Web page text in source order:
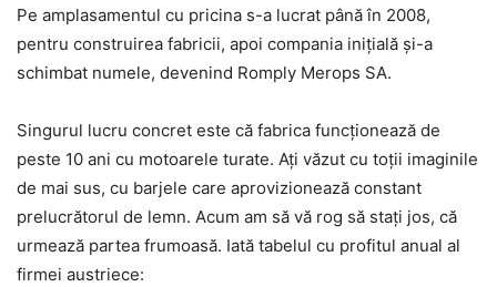
Pe amplasamentul cu pricina s-a lucrat până în 2008,
pentru construirea fabricii, apoi compania inițială și-a
schimbat numele, devenind Romply Merops SA.
Singurul lucru concret este că fabrica funcționează de
peste 10 ani cu motoarele turate. Ați văzut cu toții imaginile
de mai sus, cu barjele care aprovizionează constant
prelucrătorul de lemn. Acum am să vă rog să stați jos, că
urmează partea frumoasă. Iată tabelul cu profitul anual al
firmei austriece: